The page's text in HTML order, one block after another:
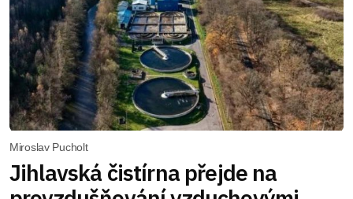
Miroslav Pucholt
Jihlavská čistírna přejde na